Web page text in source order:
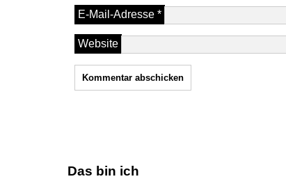
E-Mail-Adresse *
Website
Das bin ich